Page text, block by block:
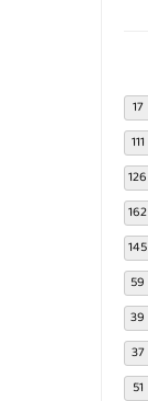
17
111
126
162
145
59
39
37
51